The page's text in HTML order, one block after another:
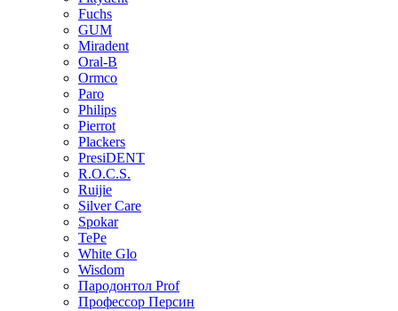
Fuchs
GUM
Miradent
Oral-B
Ormco
Paro
Philips
Pierrot
Plackers
PresiDENT
R.O.C.S.
Ruijie
Silver Care
Spokar
TePe
White Glo
Wisdom
Пародонтол Prof
Профессор Персин